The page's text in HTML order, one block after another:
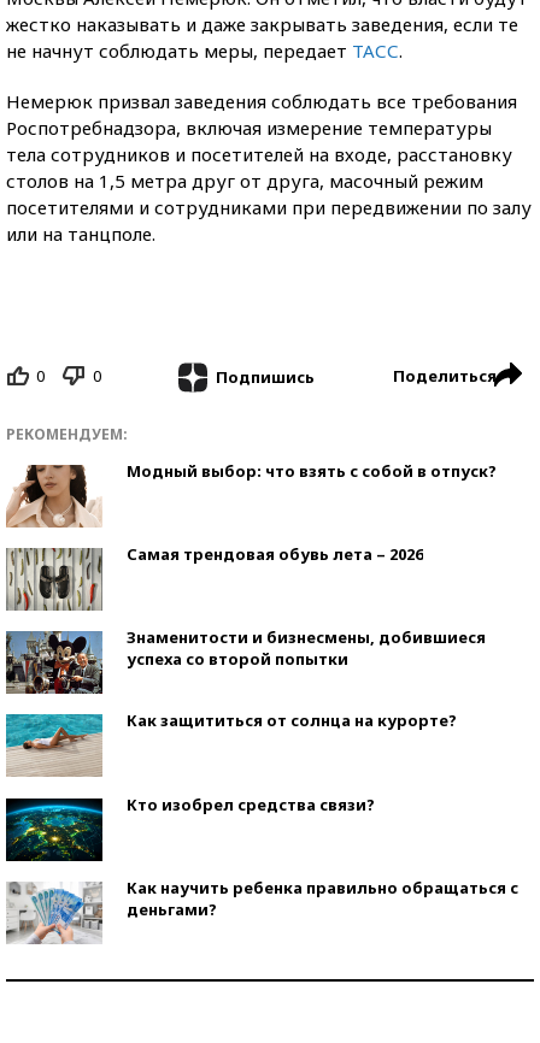
жестко наказывать и даже закрывать заведения, если те
не начнут соблюдать меры, передает ТАСС.
Немерюк призвал заведения соблюдать все требования
Роспотребнадзора, включая измерение температуры
тела сотрудников и посетителей на входе, расстановку
столов на 1,5 метра друг от друга, масочный режим
посетителями и сотрудниками при передвижении по залу
или на танцполе.
0 0 Подпишись Поделиться
РЕКОМЕНДУЕМ:
Модный выбор: что взять с собой в отпуск?
Самая трендовая обувь лета – 2026
Знаменитости и бизнесмены, добившиеся
успеха со второй попытки
Как защититься от солнца на курорте?
Кто изобрел средства связи?
Как научить ребенка правильно обращаться с
деньгами?